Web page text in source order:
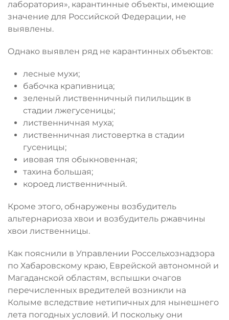
лаборатория», карантинные объекты, имеющие
значение для Российской Федерации, не
выявлены.
Однако выявлен ряд не карантинных объектов:
лесные мухи;
бабочка крапивница;
зеленый лиственничный пилильщик в
стадии лжегусеницы;
лиственничная муха;
лиственничная листовертка в стадии
гусеницы;
ивовая тля обыкновенная;
тахина большая;
короед лиственничный.
Кроме этого, обнаружены возбудитель
альтернариоза хвои и возбудитель ржавчины
хвои лиственницы.
Как пояснили в Управлении Россельхознадзора
по Хабаровскому краю, Еврейской автономной и
Магаданской областям, вспышки очагов
перечисленных вредителей возникли на
Колыме вследствие нетипичных для нынешнего
лета погодных условий. И поскольку они